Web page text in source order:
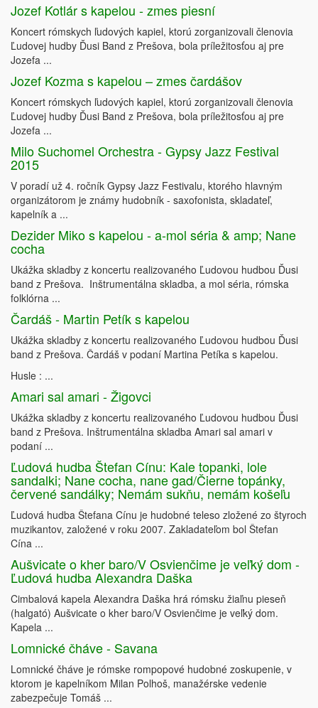
Jozef Kotlár s kapelou - zmes piesní
Koncert rómskych ľudových kapiel, ktorú zorganizovali členovia
Ľudovej hudby Ďusi Band z Prešova, bola príležitosťou aj pre
Jozefa ...
Jozef Kozma s kapelou – zmes čardášov
Koncert rómskych ľudových kapiel, ktorú zorganizovali členovia
Ľudovej hudby Ďusi Band z Prešova, bola príležitosťou aj pre
Jozefa ...
Milo Suchomel Orchestra - Gypsy Jazz Festival
2015
V poradí už 4. ročník Gypsy Jazz Festivalu, ktorého hlavným
organizátorom je známy hudobník - saxofonista, skladateľ,
kapelník a ...
Dezider Miko s kapelou - a-mol séria & amp; Nane
cocha
Ukážka skladby z koncertu realizovaného Ľudovou hudbou Ďusi
band z Prešova. Inštrumentálna skladba, a mol séria, rómska
folklórna ...
Čardáš - Martin Petík s kapelou
Ukážka skladby z koncertu realizovaného Ľudovou hudbou Ďusi
band z Prešova. Čardáš v podaní Martina Petíka s kapelou.
Husle : ...
Amari sal amari - Žigovci
Ukážka skladby z koncertu realizovaného Ľudovou hudbou Ďusi
band z Prešova. Inštrumentálna skladba Amari sal amari v
podaní ...
Ľudová hudba Štefan Cínu: Kale topanki, lole
sandalki; Nane cocha, nane gad/Čierne topánky,
červené sandálky; Nemám sukňu, nemám košeľu
Ľudová hudba Štefana Cínu je hudobné teleso zložené zo štyroch
muzikantov, založené v roku 2007. Zakladateľom bol Štefan
Cína ...
Aušvicate o kher baro/V Osvienčime je veľký dom -
Ľudová hudba Alexandra Daška
Cimbalová kapela Alexandra Daška hrá rómsku žiaľnu pieseň
(halgató) Aušvicate o kher baro/V Osvienčime je veľký dom.
Kapela ...
Lomnické čháve - Savana
Lomnické čháve je rómske rompopové hudobné zoskupenie, v
ktorom je kapelníkom Milan Polhoš, manažérske vedenie
zabezpečuje Tomáš ...